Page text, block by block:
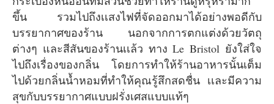
ขึ้น รวมไปถึงเเสงไฟที่จัดออกมาได้อย่างพอดีกับ
บรรยากาศของร้าน นอกจากการตกแต่งด้วยวัตถุ
ต่างๆ และสีสันของร้านเเล้ว ทาง Le Bristol ยังใส่ใจ
ไปถึงเรื่องของกลิ่น โดยการทำให้ร้านอาหารนั้นเต็ม
ไปด้วยกลิ่นน้ำหอมที่ทำให้คุณรู้สึกสดชื่น เเละมีความ
สุขกับบรรยากาศแบบฝรั่งเศสแบบแท้ๆ